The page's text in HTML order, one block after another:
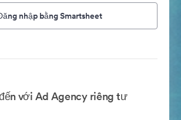
nhập bằng Smartsheet
với Ad Agency riêng tư